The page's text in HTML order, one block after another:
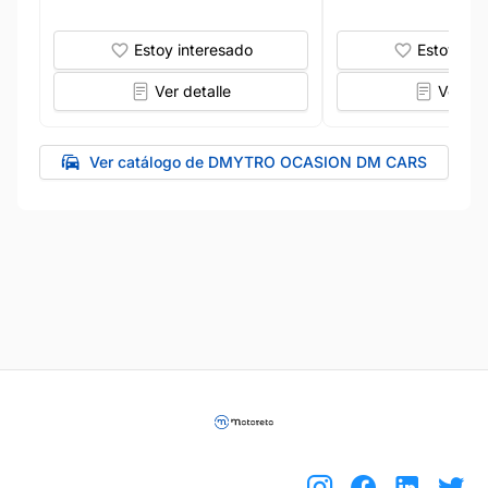
Estoy interesado
Ver detalle
Estoy
Ver
Ver catálogo de DMYTRO OCASION DM CARS